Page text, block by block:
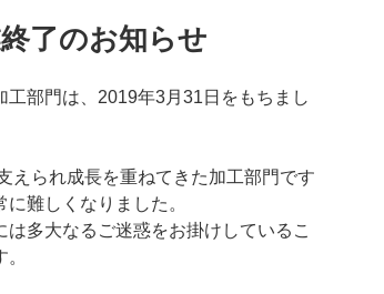
了のお知らせ
工部門は、2019年3月31日をもちまし
えられ成長を重ねてきた加工部門です
難しくなりました。
多大なるご迷惑をお掛けしているこ